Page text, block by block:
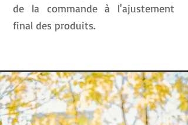
de la commande à l'ajustement
final des produits.